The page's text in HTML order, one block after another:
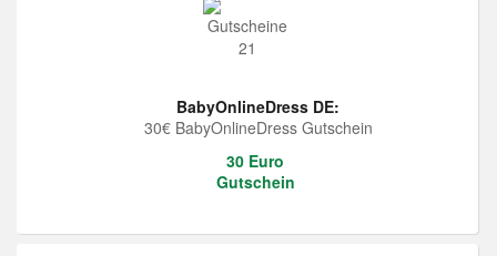
BabyOnlineDress DE:
30€ BabyOnlineDress Gutschein
30 Euro
Gutschein